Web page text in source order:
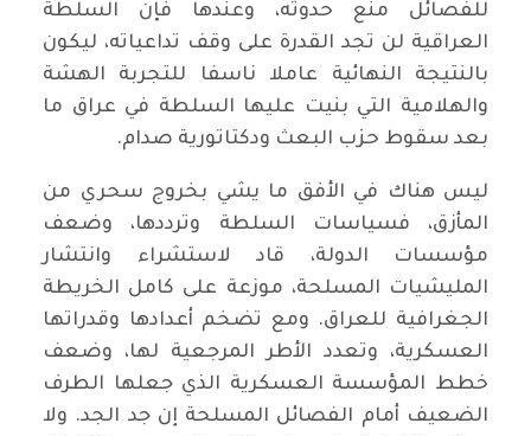
للفصائل منع حدوثه، وعندها فإن السلطة
العراقية لن تجد القدرة على وقف تداعياته، ليكون
بالنتيجة النهائية عاملا ناسفا للتجربة الهشة
والهلامية التي بنيت عليها السلطة في عراق ما
بعد سقوط حزب البعث ودكتاتورية صدام.
ليس هناك في الأفق ما يشي بخروج سحري من
المأزق، فسياسات السلطة وترددها، وضعف
مؤسسات الدولة، قاد لاستشراء وانتشار
المليشيات المسلحة، موزعة على كامل الخريطة
الجغرافية للعراق. ومع تضخم أعدادها وقدراتها
العسكرية، وتعدد الأطر المرجعية لها، وضعف
خطط المؤسسة العسكرية الذي جعلها الطرف
الضعيف أمام الفصائل المسلحة إن جد الجد. ولا